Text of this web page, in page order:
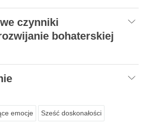
czynniki
bohaterskiej
emocje Sześć doskonałości